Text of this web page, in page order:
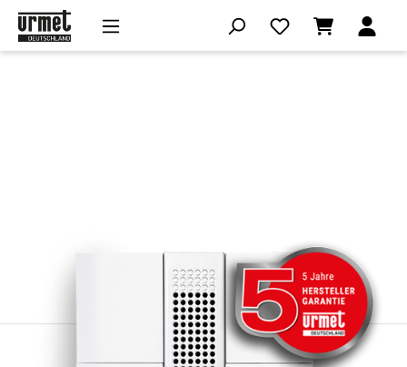
Zum Hauptinhalt springen